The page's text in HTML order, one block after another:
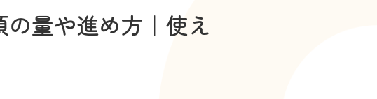
の量や進め方｜使え